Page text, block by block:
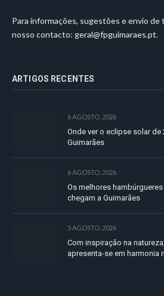
Para informações, sugestões e envio de
nosso contacto: geral@fpguimaraes.pt.
ARTIGOS RECENTES
6 AGOSTO, 2026
Onde ver o eclipse solar
Guimarães
6 AGOSTO, 2026
Os melhores
chegam a Guimarães
5 AGOSTO, 2026
Com inspiração na
apresenta-se em harmonia